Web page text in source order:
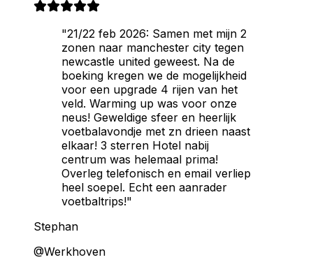
"21/22 feb 2026: Samen met mijn 2
zonen naar manchester city tegen
newcastle united geweest. Na de
boeking kregen we de mogelijkheid
voor een upgrade 4 rijen van het
veld. Warming up was voor onze
neus! Geweldige sfeer en heerlijk
voetbalavondje met zn drieen naast
elkaar! 3 sterren Hotel nabij
centrum was helemaal prima!
Overleg telefonisch en email verliep
heel soepel. Echt een aanrader
voetbaltrips!"
Stephan
@Werkhoven